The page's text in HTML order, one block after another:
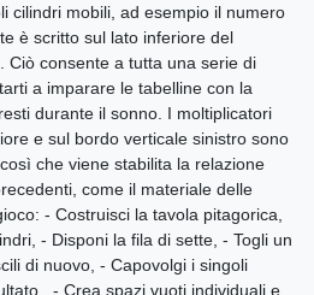
cilindri mobili, ad esempio il numero
è scritto sul lato inferiore del
Ciò consente a tutta una serie di
a imparare le tabelline con la
durante il sonno. I moltiplicatori
e sul bordo verticale sinistro sono
che viene stabilita la relazione
come il materiale delle
- Costruisci la tavola pitagorica,
- Disponi la fila di sette, - Togli un
di nuovo, - Capovolgi i singoli
, - Crea spazi vuoti individuali e